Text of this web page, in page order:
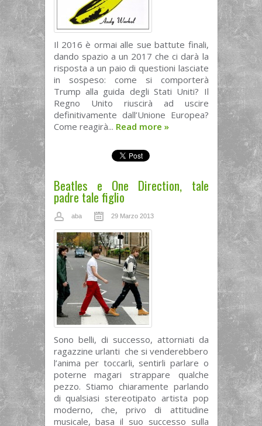
Il 2016 è ormai alle sue battute finali,
dando spazio a un 2017 che ci darà la
risposta a un paio di questioni lasciate
in sospeso: come si comporterà
Trump alla guida degli Stati Uniti? Il
Regno Unito riuscirà ad uscire
definitivamente dall’Unione Europea?
Come reagirà... Read more »
Beatles e One Direction, tale
padre tale figlio
aba 29 Marzo 2013
Sono belli, di successo, attorniati da
ragazzine urlanti che si venderebbero
l’anima per toccarli, sentirli parlare o
poterne magari strappare qualche
pezzo. Stiamo chiaramente parlando
di qualsiasi stereotipato artista pop
moderno, che, privo di attitudine
musicale, basa il suo successo sulla